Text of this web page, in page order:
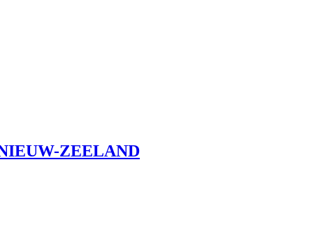
ZEELAND